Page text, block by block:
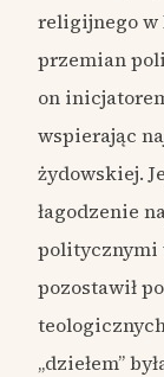
religijnego w
przemian
on
wspierając
żydowskiej.
łagodzenie
politycznymi
pozostawił
„dziełem”